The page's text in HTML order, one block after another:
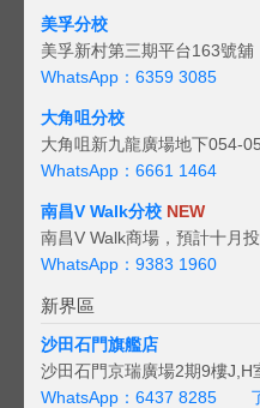
美孚分校
美孚新村第三期平台163號舖
WhatsApp：6359 3085
大角咀分校
大角咀新九龍廣場地下054-
WhatsApp：6661 1464
南昌V Walk分校 NEW
南昌V Walk商場，預計十月
WhatsApp：9383 1960
新界區
沙田石門旗艦店
沙田石門京瑞廣場2期9樓J,H
WhatsApp：6437 8285